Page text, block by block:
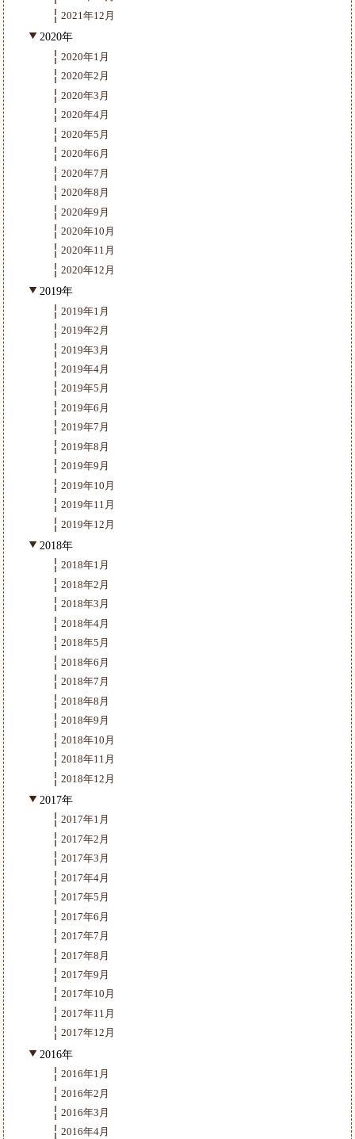
2021年12月
2020年
2020年1月
2020年2月
2020年3月
2020年4月
2020年5月
2020年6月
2020年7月
2020年8月
2020年9月
2020年10月
2020年11月
2020年12月
2019年
2019年1月
2019年2月
2019年3月
2019年4月
2019年5月
2019年6月
2019年7月
2019年8月
2019年9月
2019年10月
2019年11月
2019年12月
2018年
2018年1月
2018年2月
2018年3月
2018年4月
2018年5月
2018年6月
2018年7月
2018年8月
2018年9月
2018年10月
2018年11月
2018年12月
2017年
2017年1月
2017年2月
2017年3月
2017年4月
2017年5月
2017年6月
2017年7月
2017年8月
2017年9月
2017年10月
2017年11月
2017年12月
2016年
2016年1月
2016年2月
2016年3月
2016年4月